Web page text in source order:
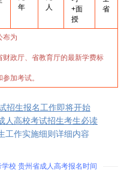
年
人
+面
授
省
布为
政厅、省教育厅的最新学费标
加考试。
招生报名工作即将开始
人高校考试招生考生必读
工作实施细则详细内容
学校 贵州省成人高考报名时间